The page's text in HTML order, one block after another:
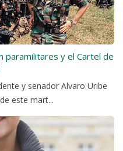
paramilitares y el Cartel de
y senador Alvaro Uribe
este mart...